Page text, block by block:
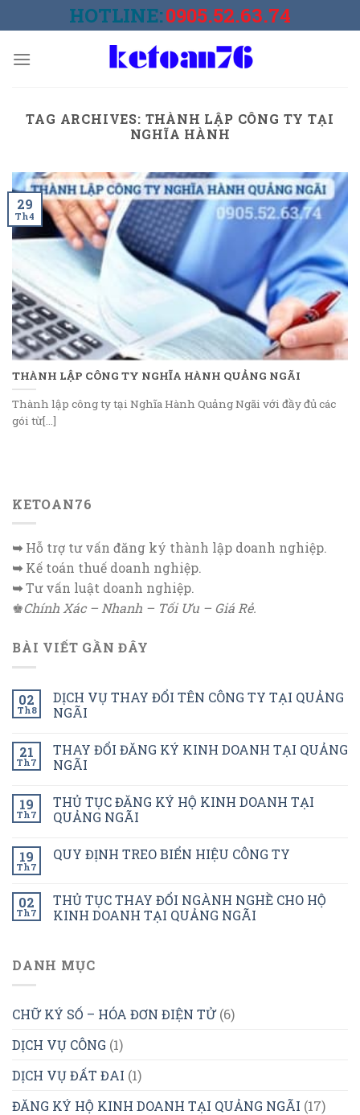
to
HOTLINE:0905.52.63.74
TAG ARCHIVES: THÀNH LẬP CÔNG TY TẠI
NGHĨA HÀNH
THÀNH LẬP CÔNG TY NGHĨA HÀNH QUẢNG NGÃI
Thành lập công ty tại Nghĩa Hành Quảng Ngãi với đầy đủ các
gói từ[...]
29
Th4
KETOAN76
➥Hỗ trợ tư vấn đăng ký thành lập doanh nghiệp.
➥Kế toán thuế doanh nghiệp.
➥Tư vấn luật doanh nghiệp.
♚Chính Xác – Nhanh – Tối Ưu – Giá Rẻ.
BÀI VIẾT GẦN ĐÂY
02
Th8
DỊCH VỤ THAY ĐỔI TÊN CÔNG TY TẠI QUẢNG
NGÃI
21
Th7
THAY ĐỔI ĐĂNG KÝ KINH DOANH TẠI QUẢNG
NGÃI
19
Th7
THỦ TỤC ĐĂNG KÝ HỘ KINH DOANH TẠI
QUẢNG NGÃI
19
Th7
QUY ĐỊNH TREO BIỂN HIỆU CÔNG TY
02
Th7
THỦ TỤC THAY ĐỔI NGÀNH NGHỀ CHO HỘ
KINH DOANH TẠI QUẢNG NGÃI
DANH MỤC
CHỮ KÝ SỐ – HÓA ĐƠN ĐIỆN TỬ(6)
DỊCH VỤ CÔNG (1)
DỊCH VỤ ĐẤT ĐAI (1)
ĐĂNG KÝ HỘ KINH DOANH TẠI QUẢNG NGÃI (17)